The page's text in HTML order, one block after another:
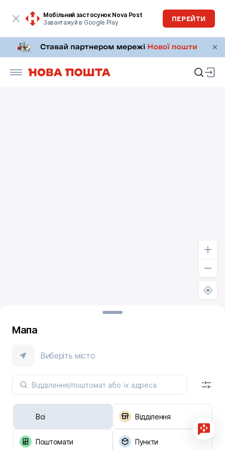
Мобільний застосунок Nova Post
Завантажуй в Google Play
ПЕРЕЙТИ
Мапа
Виберіть місто
Всі Відділення
Поштомати Пункти